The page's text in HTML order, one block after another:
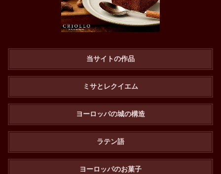
当サイトの作品
ミサとレクイエム
ヨーロッパの城の構造
ラテン語
ヨーロッパのお菓子